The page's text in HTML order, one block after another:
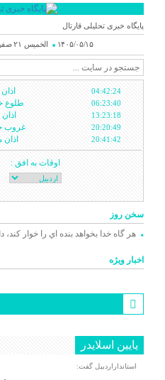
پایگاه خبری تحلیلی قارتال
۱۴۰۵/۰۵/۱۵ الخميس ۲۱ صفر ۱۴۴۸
04:42:24
06:23:40 طلوع
13:23:18
20:20:49 غروب
20:41:42
اوقات به افق :
سخن روز
هر گاه خدا بخواهد بنده اي را خوار
اخبار ویژه
یایین اسلایدر
استانداراردبیل گفت: